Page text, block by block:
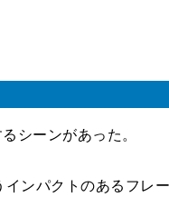
シーンがあった。
ンパクトのあるフレ